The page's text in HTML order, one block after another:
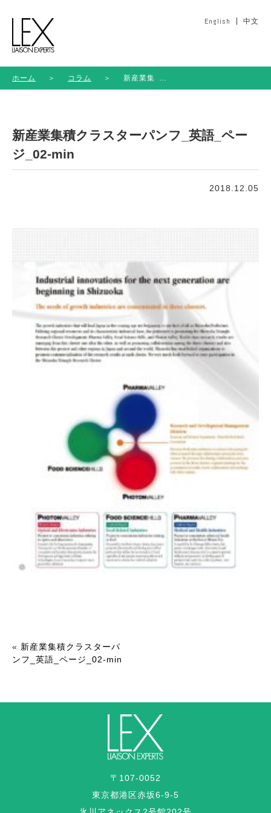
English 中文
ホーム ＞ コラム ＞
新産業集
積クラス
_02-min
新産業集積クラスターパンフ_英語_ペー
ジ_02-min
2018.12.05
« 新産業集積クラスターパ
ンフ_英語_ページ_02-min
〒107-0052
東京都港区赤坂6-9-5